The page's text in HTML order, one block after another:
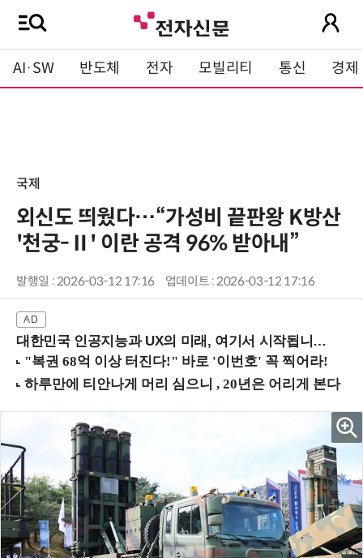
AI·SW 반도체 전자 모빌리티 통신 경제
국제
외신도 띄웠다…“가성비 끝판왕 K방산
'천궁-Ⅱ' 이란 공격 96% 받아내”
발행일 : 2026-03-12 17:16 업데이트 : 2026-03-12 17:16
대한민국 인공지능과 UX의 미래, 여기서 시작됩니다! (9/2 강남역)